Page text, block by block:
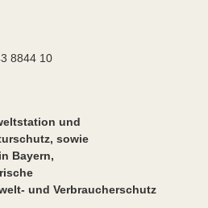
8844 10
und
sowie
Bayern,
und Verbraucherschutz